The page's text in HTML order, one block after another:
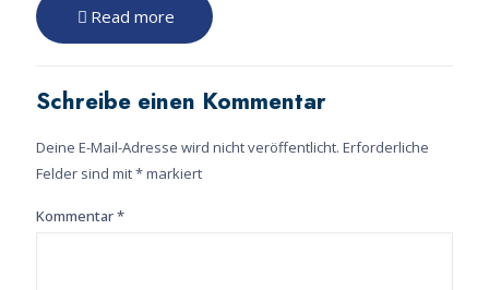
Read more
Schreibe einen Kommentar
Deine E-Mail-Adresse wird nicht veröffentlicht. Erforderliche
Felder sind mit*markiert
Kommentar*